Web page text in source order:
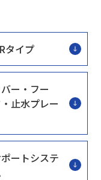
タイプ
ー・フー
・止水プレー
ートシステ